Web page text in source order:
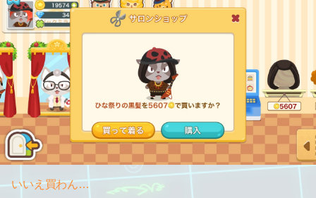
いいえ買わん…